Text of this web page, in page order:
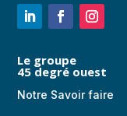
Le groupe
45 degré ouest
Notre Savoir faire